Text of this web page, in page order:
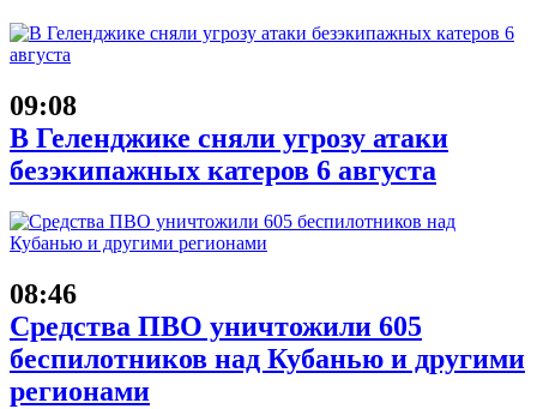
09:08
В Геленджике сняли угрозу атаки
безэкипажных катеров 6 августа
08:46
Средства ПВО уничтожили 605
беспилотников над Кубанью и другими
регионами